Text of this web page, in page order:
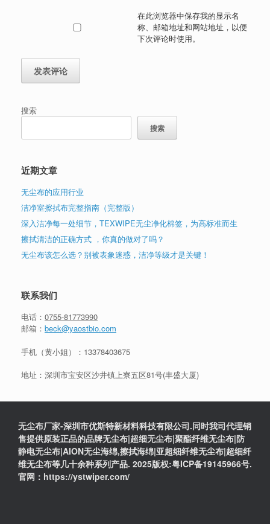
在此浏览器中保存我的显示名
称、邮箱地址和网站地址，以便
下次评论时使用。
搜索
搜索
近期文章
无尘布的应用行业
洁净室擦拭布完整指南（完整版）
深入洁净每一处细节，TEXWIPE无尘净化棉签，为高标准而生
擦拭清洁的正确方式 ，你真的做对了吗？
无尘布该怎么选？别被表象迷惑，洁净等级才是关键！
联系我们
电话： 0755-81773990
邮箱： beck@yaostbio.com
手机（黄小姐）： 13378403675
地址：深圳市宝安区沙井镇上寮五区81号(丰盛大厦)
无尘布厂家-深圳市优斯特新材料科技有限公司.同时我司代理销
售提供原装正品的品牌无尘布|超细无尘布|聚酯纤维无尘布|防
静电无尘布|AION无尘海绵,擦拭海绵|亚超细纤维无尘布|超细纤
维无尘布等几十余种系列产品. 2025版权:粤ICP备19145966号.
官网：https://ystwiper.com/